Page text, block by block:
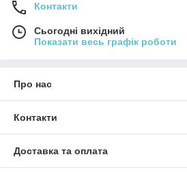
Контакти
Сьогодні вихідний
Показати весь графік роботи
Про нас
Контакти
Доставка та оплата